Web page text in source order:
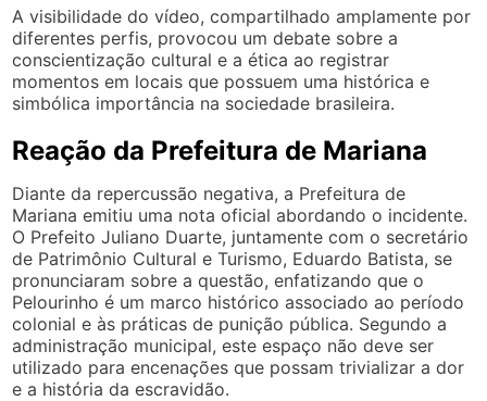
A visibilidade do vídeo, compartilhado amplamente por
diferentes perfis, provocou um debate sobre a
conscientização cultural e a ética ao registrar
momentos em locais que possuem uma histórica e
simbólica importância na sociedade brasileira.
Reação da Prefeitura de Mariana
Diante da repercussão negativa, a Prefeitura de
Mariana emitiu uma nota oficial abordando o incidente.
O Prefeito Juliano Duarte, juntamente com o secretário
de Patrimônio Cultural e Turismo, Eduardo Batista, se
pronunciaram sobre a questão, enfatizando que o
Pelourinho é um marco histórico associado ao período
colonial e às práticas de punição pública. Segundo a
administração municipal, este espaço não deve ser
utilizado para encenações que possam trivializar a dor
e a história da escravidão.